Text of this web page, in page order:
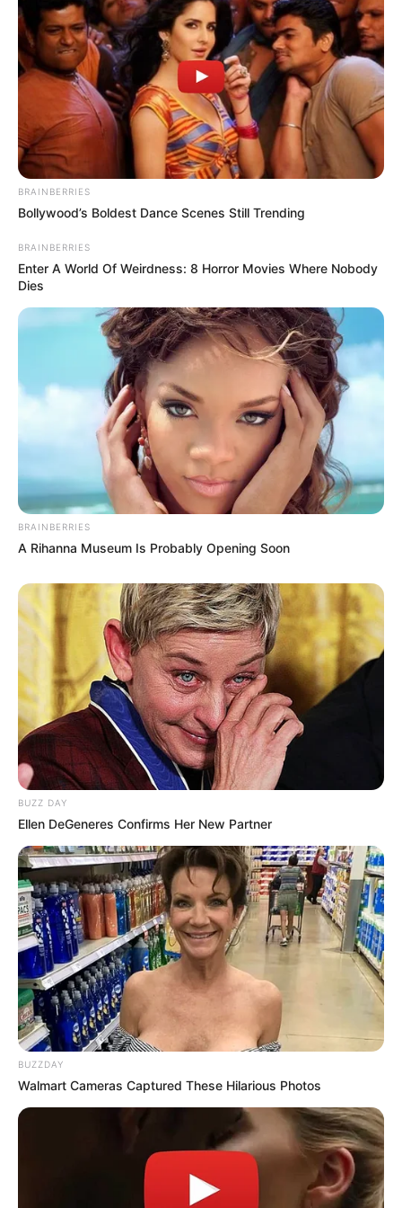
BRAINBERRIES
Bollywood’s Boldest Dance Scenes Still Trending
BRAINBERRIES
Enter A World Of Weirdness: 8 Horror Movies Where Nobody
Dies
BRAINBERRIES
A Rihanna Museum Is Probably Opening Soon
BUZZ DAY
Ellen DeGeneres Confirms Her New Partner
BUZZDAY
Walmart Cameras Captured These Hilarious Photos